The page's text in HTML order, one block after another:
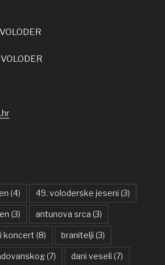
(4) 49. voloderske jeseni (3)
(3) antunova srca (3)
koncert (8) branitelji (3)
(7) dani veseli (7)